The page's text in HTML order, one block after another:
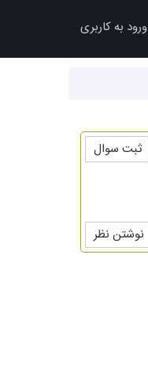
ورود به کاربری
نوشتن نظر
ثبت سوال